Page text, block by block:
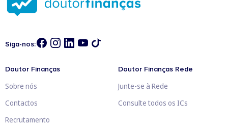
Siga-nos:
Doutor Finanças
Sobre nós
Contactos
Recrutamento
Doutor Finanças Rede
Junte-se à Rede
Consulte todos os ICs